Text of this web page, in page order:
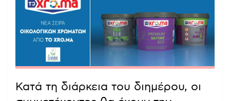
Κατά τη διάρκεια του διημέρου, οι